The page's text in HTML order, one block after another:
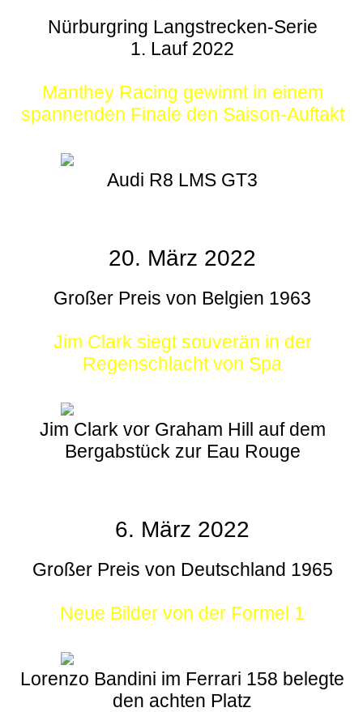
Nürburgring Langstrecken-Serie
1. Lauf 2022
Manthey Racing gewinnt in einem
spannenden Finale den Saison-Auftakt
Audi R8 LMS GT3
20. März 2022
Großer Preis von Belgien 1963
Jim Clark siegt souverän in der
Regenschlacht von Spa
Jim Clark vor Graham Hill auf dem
Bergabstück zur Eau Rouge
6. März 2022
Großer Preis von Deutschland 1965
Neue Bilder von der Formel 1
Lorenzo Bandini im Ferrari 158 belegte
den achten Platz